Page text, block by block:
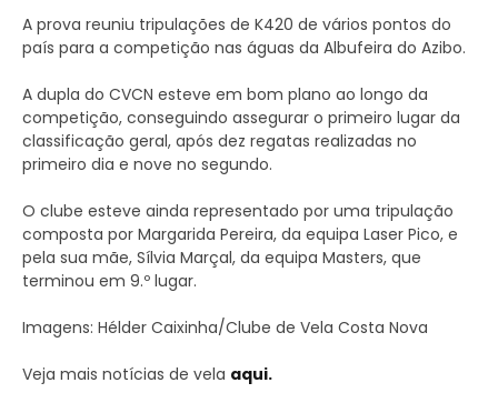
A prova reuniu tripulações de K420 de vários pontos do
país para a competição nas águas da Albufeira do Azibo.
A dupla do CVCN esteve em bom plano ao longo da
competição, conseguindo assegurar o primeiro lugar da
classificação geral, após dez regatas realizadas no
primeiro dia e nove no segundo.
O clube esteve ainda representado por uma tripulação
composta por Margarida Pereira, da equipa Laser Pico, e
pela sua mãe, Sílvia Marçal, da equipa Masters, que
terminou em 9.º lugar.
Imagens: Hélder Caixinha/Clube de Vela Costa Nova
Veja mais notícias de vela aqui.